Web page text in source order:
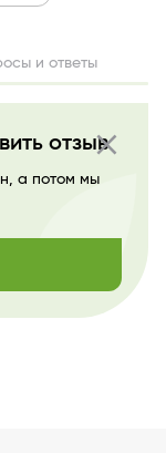
и ответы
close
отзыв
а потом мы